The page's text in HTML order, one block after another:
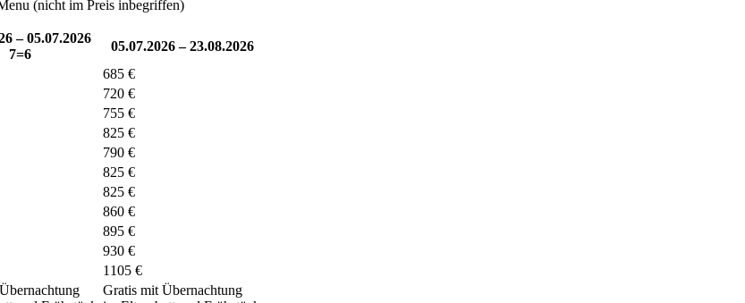
(nicht im Preis inbegriffen)
– 05.07.2026
7=6
05.07.2026 – 23.08.2026
685 €
720 €
755 €
825 €
790 €
825 €
825 €
860 €
895 €
930 €
1105 €
Gratis mit Übernachtung